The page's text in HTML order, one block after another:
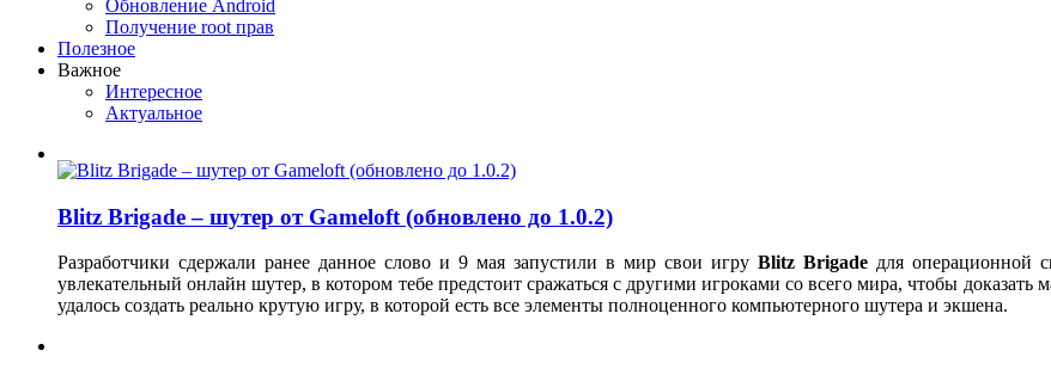
Обновление Android
Получение root прав
Полезное
Важное
Интересное
Актуальное
Blitz Brigade – шутер от Gameloft (обновлено до 1.0.2)
Разработчики сдержали ранее данное слово и 9 мая запустили в мир свои игру Blitz Brigade для операционной
увлекательный онлайн шутер, в котором тебе предстоит сражаться с другими игроками со всего мира, чтобы доказать
удалось создать реально крутую игру, в которой есть все элементы полноценного компьютерного шутера и экшена.